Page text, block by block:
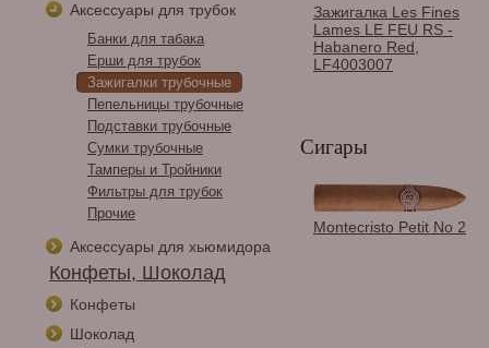
Аксессуары для трубок
Банки для табака
Ерши для трубок
Зажигалки трубочные
Пепельницы трубочные
Подставки трубочные
Сумки трубочные
Тамперы и Тройники
Фильтры для трубок
Прочие
Аксессуары для хьюмидора
Конфеты, Шоколад
Конфеты
Шоколад
Зажигалка Les Fines
Lames LE FEU RS -
Habanero Red,
LF4003007
Пробойник сигарный
Сигары
Montecristo Petit No 2